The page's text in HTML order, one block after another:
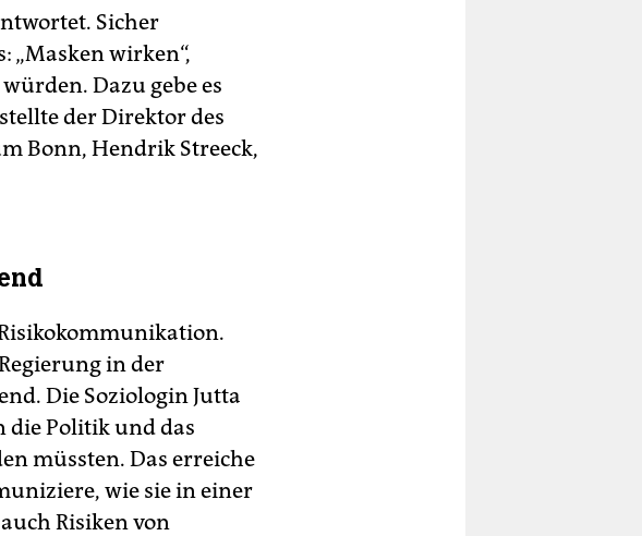
Sicher
„Masken wirken“,
Dazu gebe es
der Direktor des
Bonn, Hendrik Streeck,
in der
Die Soziologin Jutta
die Politik und das
müssten. Das erreiche
wie sie in einer
Risiken von